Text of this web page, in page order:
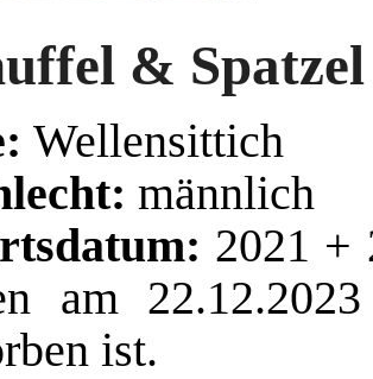
& Spatzel
Wellensittich
männlich
2021 +
am
ist.